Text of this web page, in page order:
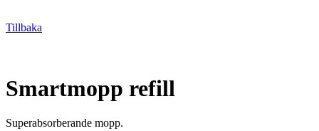
Tillbaka
Smartmopp refill
Superabsorberande mopp.